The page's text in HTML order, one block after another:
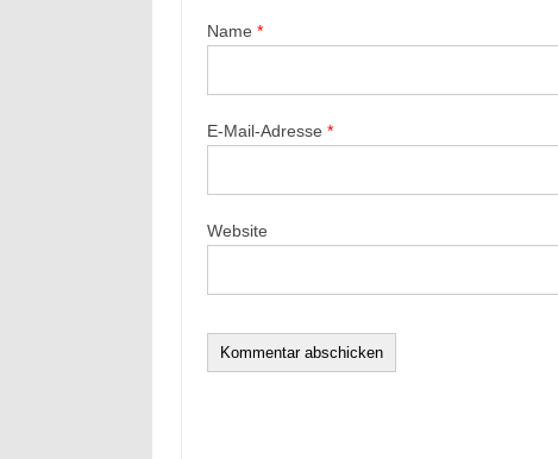
Name *
E-Mail-Adresse *
Website